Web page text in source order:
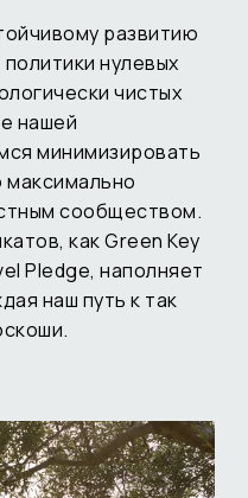
развитию
нулевых
чистых
нашей
минимизировать
сообществом.
как Green Key
Pledge, наполняет
наш путь к так